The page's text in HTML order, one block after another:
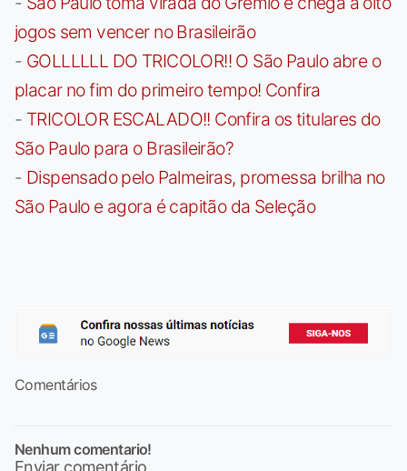
jogos sem vencer no Brasileirão
- GOLLLLLL DO TRICOLOR!! O São Paulo abre o
placar no fim do primeiro tempo! Confira
- TRICOLOR ESCALADO!! Confira os titulares do
São Paulo para o Brasileirão?
- Dispensado pelo Palmeiras, promessa brilha no
São Paulo e agora é capitão da Seleção
Comentários
Nenhum comentario!
Enviar comentário